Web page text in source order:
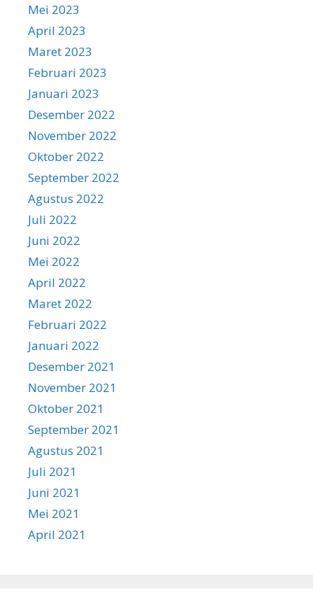
Mei 2023
April 2023
Maret 2023
Februari 2023
Januari 2023
Desember 2022
November 2022
Oktober 2022
September 2022
Agustus 2022
Juli 2022
Juni 2022
Mei 2022
April 2022
Maret 2022
Februari 2022
Januari 2022
Desember 2021
November 2021
Oktober 2021
September 2021
Agustus 2021
Juli 2021
Juni 2021
Mei 2021
April 2021